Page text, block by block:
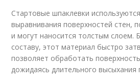
Стартовые шпаклевки
выравнивания поверхностей стен,
и могут наносится толстым слоем.
составу, этот материал быстро
позволяет обработать
дожидаясь длительного высыхания